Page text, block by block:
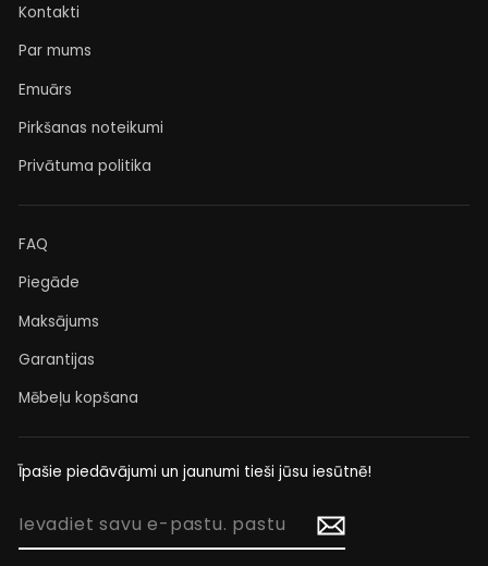
Kontakti
Par mums
Emuārs
Pirkšanas noteikumi
Privātuma politika
FAQ
Piegāde
Maksājums
Garantijas
Mēbeļu kopšana
Īpašie piedāvājumi un jaunumi tieši jūsu iesūtnē!
IEVADIET